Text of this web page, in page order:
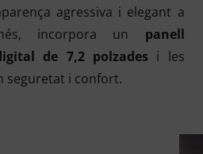
agressiva i elegant a
incorpora un panell
de 7,2 polzades i les
seguretat i confort.